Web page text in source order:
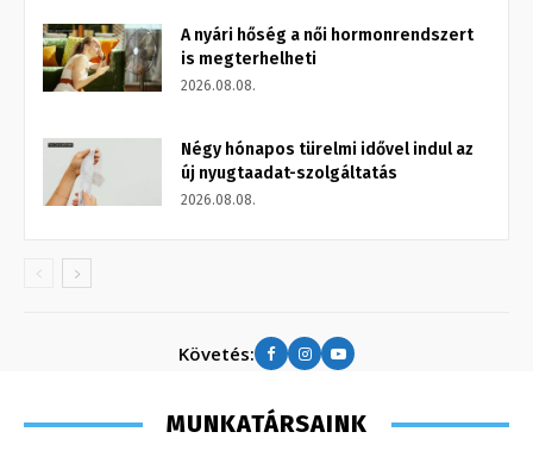
A nyári hőség a női hormonrendszert
is megterhelheti
2026.08.08.
Négy hónapos türelmi idővel indul az
új nyugtaadat-szolgáltatás
2026.08.08.
Követés:
MUNKATÁRSAINK